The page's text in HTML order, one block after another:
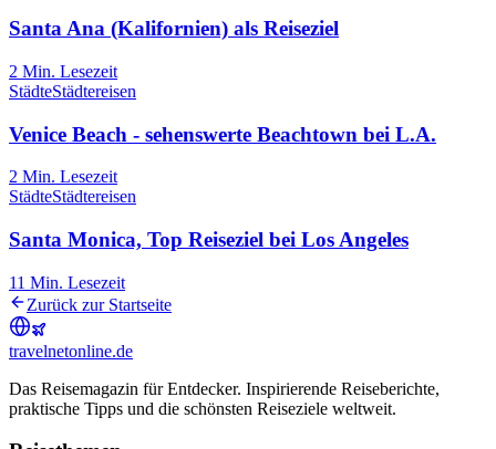
Santa Ana (Kalifornien) als Reiseziel
2 Min. Lesezeit
StädteStädtereisen
Venice Beach - sehenswerte Beachtown bei L.A.
2 Min. Lesezeit
StädteStädtereisen
Santa Monica, Top Reiseziel bei Los Angeles
11 Min. Lesezeit
Zurück zur Startseite
travelnetonline.de
Das Reisemagazin für Entdecker. Inspirierende Reiseberichte,
praktische Tipps und die schönsten Reiseziele weltweit.